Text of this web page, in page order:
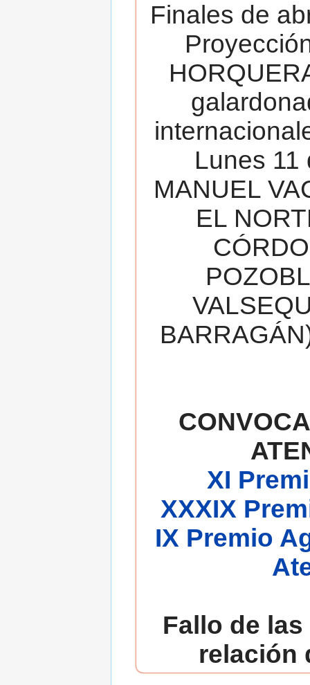
Finales de
Lunes 11
MANUEL
EL
XI
XXXIX
IX Premio
Fallo de
relación